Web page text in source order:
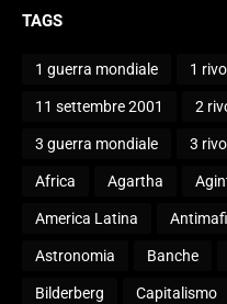
TAGS
1 guerra mondiale 1
11 settembre 2001 2
3 guerra mondiale 3
Africa Agartha
America Latina
Astronomia Banche
Bilderberg Capitalismo